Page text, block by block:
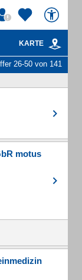
KARTE
26-50 von 141
motus